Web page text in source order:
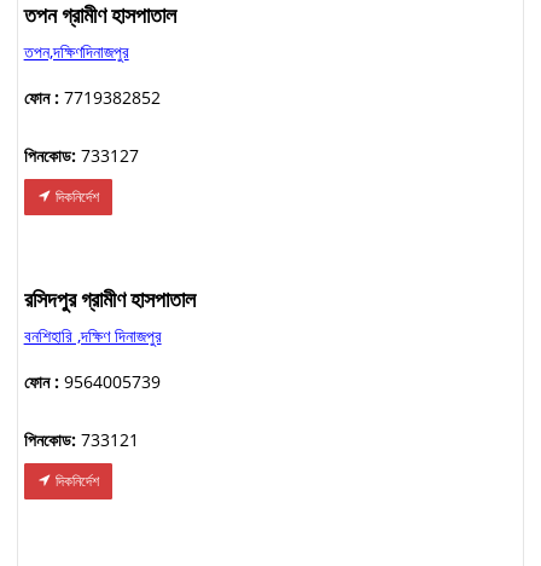
তপন গ্রামীণ হাসপাতাল
তপন,দক্ষিণদিনাজপুর
ফোন :7719382852
পিনকোড:733127
দিকনির্দেশ
রসিদপুর গ্রামীণ হাসপাতাল
বনশিহারি ,দক্ষিণ দিনাজপুর
ফোন :9564005739
পিনকোড:733121
দিকনির্দেশ